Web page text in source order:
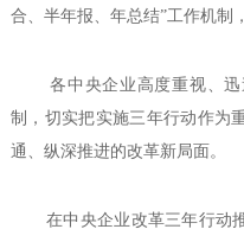
合、半年报、年总结”工作机制
各中央企业高度重视、迅
制，切实把实施三年行动作为
通、纵深推进的改革新局面。
在中央企业改革三年行动推